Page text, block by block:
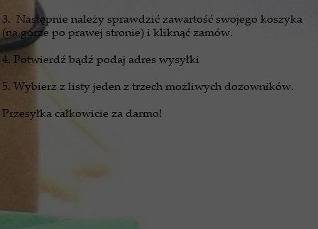
3. Następnie należy sprawdzić zawartość swojego koszyka
(na górze po prawej stronie) i kliknąć zamów.
4. Potwierdź bądź podaj adres wysyłki
5. Wybierz z listy jeden z trzech możliwych dozowników.
Przesyłka całkowicie za darmo!